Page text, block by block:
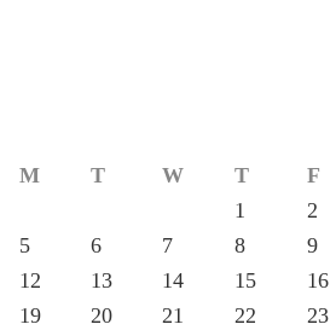
M T W T F
1
2
5
6 7 8 9
12
13 14 15 16
19
20 21 22 23